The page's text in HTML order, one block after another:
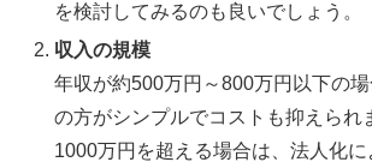
を検討してみるのも良いでしょう。
収入の規模
年収が約500万円～800万円以下の
の方がシンプルでコストも抑えられ
1000万円を超える場合は、法人化